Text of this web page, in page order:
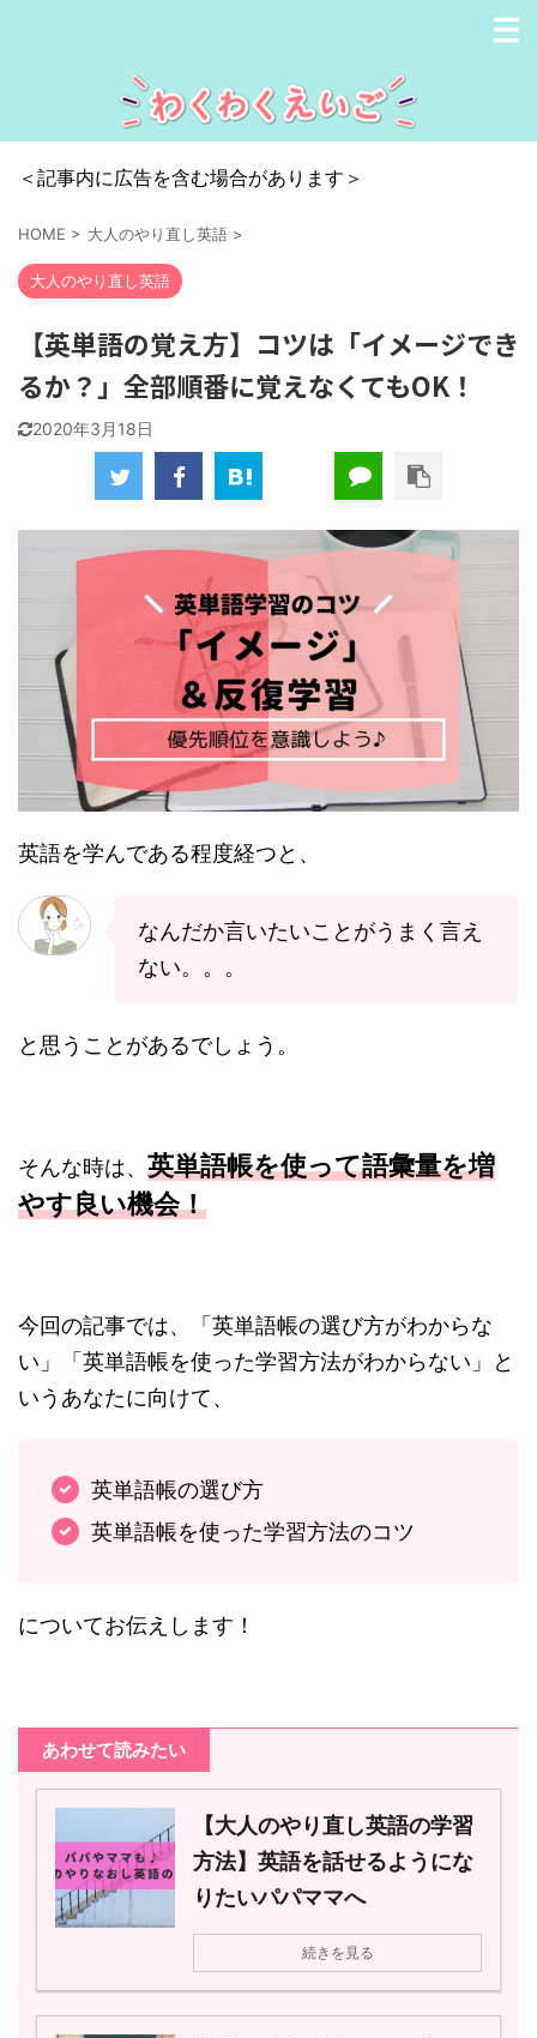
＜記事内に広告を含む場合があります＞
HOME > 大人のやり直し英語 >
大人のやり直し英語
【英単語の覚え方】コツは「イメージでき
るか？」全部順番に覚えなくてもOK！
2020年3月18日
英語を学んである程度経つと、
なんだか言いたいことがうまく言え
ない。。。
と思うことがあるでしょう。
そんな時は、 英単語帳を使って語彙量を増
やす良い機会！
今回の記事では、「英単語帳の選び方がわからな
い」「英単語帳を使った学習方法がわからない」と
いうあなたに向けて、
英単語帳の選び方
英単語帳を使った学習方法のコツ
についてお伝えします！
あわせて読みたい
【大人のやり直し英語の学習
方法】英語を話せるようにな
りたいパパママへ
続きを見る